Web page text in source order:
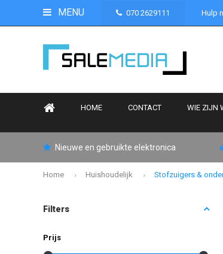
MENU 070 2629111 Hulp
HOME CONTACT WIE ZIJN
Nieuwe en gebruikte elektronica
Home Huishoudelijk Stofzuigers &
Filters
Prijs